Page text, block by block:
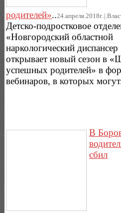
родителей»..
Детско-подростковое
«Новгородский областной
наркологический
открывает новый сезон в
успешных родителей» в
вебинаров, в которых
В
сбил